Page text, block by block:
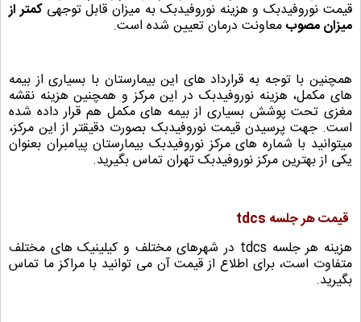
قیمت نوروفیدبک و هزینه نوروفیدبک به میزان قابل توجهیکمتر از
میزان مصوبمعاونت درمان تعیین شده است.
همچنین با توجه به قرارداد های این بیمارستان با بسیاری از بیمه
های مکمل، هزینه نوروفیدبک در این مرکز و همچنین هزینه نقشه
مغزی تحت پوشش بسیاری از بیمه های مکمل هم قرار داده شده
است. جهت پرسیدن قیمت نوروفیدبک بصورت دقیقتر از این مرکز،
میتوانید با شماره های مرکز نوروفیدبک بیمارستان پیامبران بعنوان
یکی ازبهترین مرکز نوروفیدبک تهرانتماس بگیرید.
قیمت هر جلسه tdcs
هزینه هر جلسه tdcs در شهرهای مختلف و کیلینیک های مختلف
متفاوت است، برای اطلاع از قیمت آن می توانید با مراکز ما تماس
بگیرید.